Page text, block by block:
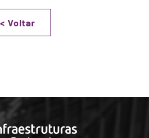
< Voltar